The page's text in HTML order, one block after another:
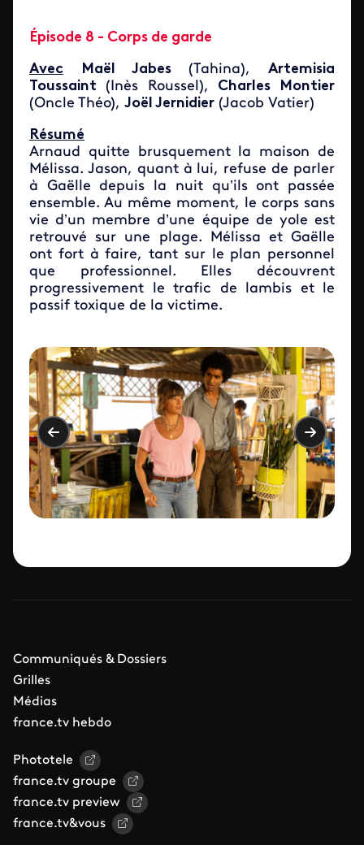
Épisode 8 - Corps de garde
Avec Maël Jabes(Tahina), Artemisia
Toussaint (Inès Roussel), Charles Montier
(Oncle Théo), Joël Jernidier (Jacob Vatier)
Résumé
Arnaud quitte brusquement la maison de
Mélissa. Jason, quant à lui, refuse de parler
à Gaëlle depuis la nuit qu’ils ont passée
ensemble. Au même moment, le corps sans
vie d’un membre d’une équipe de yole est
retrouvé sur une plage. Mélissa et Gaëlle
ont fort à faire, tant sur le plan personnel
que professionnel. Elles découvrent
progressivement le trafic de lambis et le
passif toxique de la victime.
Communiqués & Dossiers
Grilles
Médias
france.tv hebdo
Phototele
france.tv groupe
france.tv preview
france.tv&vous